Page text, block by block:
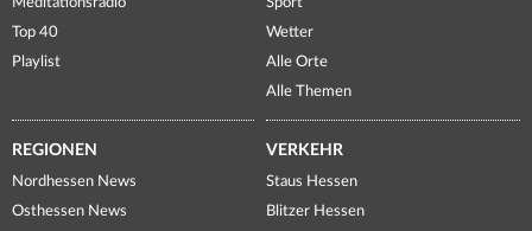
Top 40
Playlist
Wetter
Alle Orte
Alle Themen
REGIONEN
Nordhessen News
Osthessen News
VERKEHR
Staus Hessen
Blitzer Hessen